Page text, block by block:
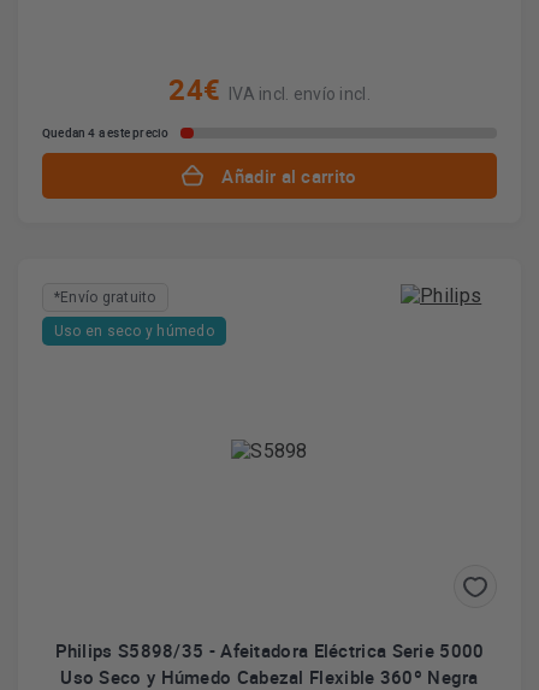
24€ IVA incl. envío incl.
Quedan 4 a este precio
Añadir al carrito
*Envío gratuito
Uso en seco y húmedo
Philips S5898/35 - Afeitadora Eléctrica Serie 5000
Uso Seco y Húmedo Cabezal Flexible 360º Negra